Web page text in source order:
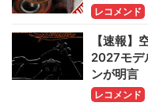
レコメンド
【速報】
2027モデ
ンが明言
レコメンド